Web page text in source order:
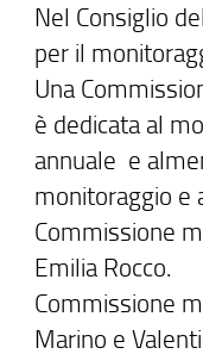
Nel Consiglio
per il
Una
è dedicata al
annuale e
monitoraggio e
Commissione
Emilia Rocco.
Commissione
Marino e